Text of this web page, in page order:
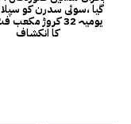
گیا ،سوئی سدرن کو
یومیہ 32 کروڑ
کا انکشاف